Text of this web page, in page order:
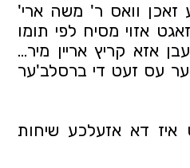
זאכן וואס ר' משה ארי'
אזוי מסיח לפי תומו
אזא קריץ אריין מיר…
עס זעט די ברסלב'ער
איז דא אזעלכע שיחות